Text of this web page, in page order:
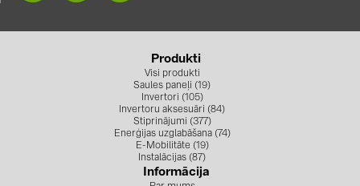
Produkti
Visi produkti
Saules paneļi (19)
Invertori (105)
Invertoru aksesuāri (84)
Stiprinājumi (377)
Enerģijas uzglabāšana (74)
E-Mobilitāte (19)
Instalācijas (87)
Informācija